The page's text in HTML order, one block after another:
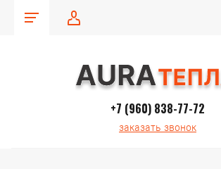
+7 (960) 838-77-72
заказать звонок